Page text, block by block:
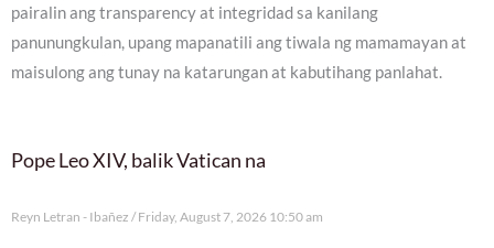
pairalin ang transparency at integridad sa kanilang
panunungkulan, upang mapanatili ang tiwala ng mamamayan at
maisulong ang tunay na katarungan at kabutihang panlahat.
Pope Leo XIV, balik Vatican na
Reyn Letran - Ibañez Friday, August 7, 2026 10:50 am